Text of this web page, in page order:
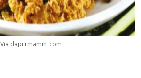
Via dapurmamih. com